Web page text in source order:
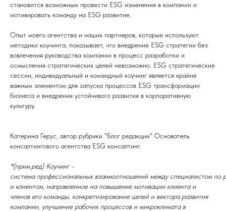
становится возможным провести ESG изменения в компании и
мотивировать команду на ESG развитие.
Опыт моего агентства и наших партнеров, которые используют
методики коучинга, показывает, что внедрение ESG стратегии без
вовлечения руководства компании в процесс разработки и
осмысления стратегических целей невозможно. ESG стратегические
сессии, индивидуальный и командный коучинг является крайне
важным элементом для запуска процессов ESG трансформации
бизнеса и внедрения устойчивого развития в корпоративную
культуру.
Катерина Герус, автор рубрики "Блог редакции" Основатель
консалтингового агентства ESG консалтинг.
*(прим.ред) Коучинг -
система профессиональных взаимоотношений между специалистом по
и клиентом, направленное на повышение мотивации клиента и
членов его команды, конкретизирование целей и вектора развития
компании, улучшение рабочих процессов и микроклимата в